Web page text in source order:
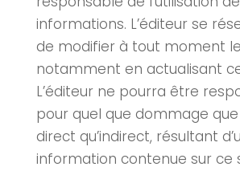
informations. L’éditeur se
de modifier à tout moment
notamment en actualisant
L’éditeur ne pourra être
pour quel que dommage
direct qu’indirect, résultant
information contenue sur ce